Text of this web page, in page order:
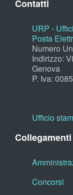
Contatti
URP -
Posta
Numero
Indirizzo:
Genova
P. Iva:
Ufficio
Concorsi